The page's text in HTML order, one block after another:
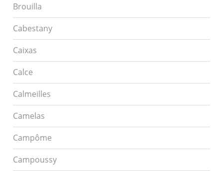
Brouilla
Cabestany
Caixas
Calce
Calmeilles
Camelas
Campôme
Campoussy